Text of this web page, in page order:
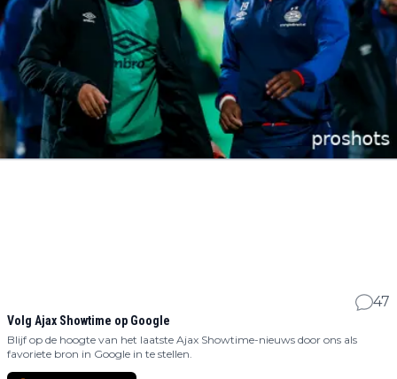
47
Volg Ajax Showtime op Google
Blijf op de hoogte van het laatste Ajax Showtime-nieuws door ons als
favoriete bron in Google in te stellen.